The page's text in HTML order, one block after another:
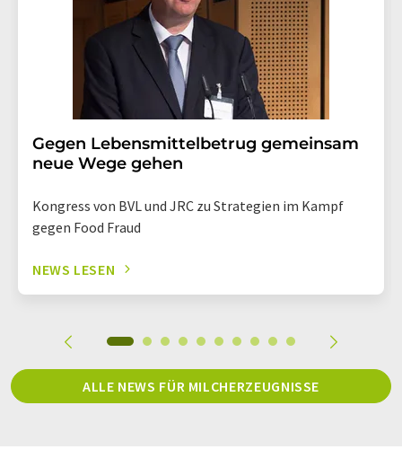
Gegen Lebensmittelbetrug gemeinsam
neue Wege gehen
Kongress von BVL und JRC zu Strategien im Kampf
gegen Food Fraud
NEWS LESEN
ALLE NEWS FÜR MILCHERZEUGNISSE